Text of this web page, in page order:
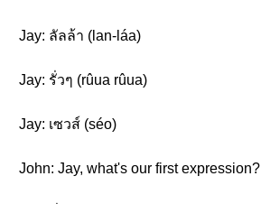
Jay: ลัลล้า (lan-láa)
Jay: รั่วๆ (rûua rûua)
Jay: เซวส์ (séo)
John: Jay, what's our first expression?